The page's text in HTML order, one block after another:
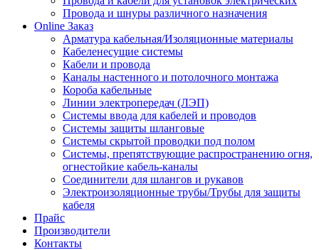
Провода и шнуры различного назначения
Online Заказ
Арматура кабельная/Изоляционные материалы
Кабеленесущие системы
Кабели и провода
Каналы настенного и потолочного монтажа
Короба кабельные
Линии электропередач (ЛЭП)
Системы ввода для кабелей и проводов
Системы защиты шланговые
Системы скрытой проводки под полом
Системы, препятствующие распространению огня,
огнестойкие кабель-каналы
Соединители для шлангов и рукавов
Электроизоляционные трубы/Трубы для защиты
кабеля
Прайс
Производители
Контакты